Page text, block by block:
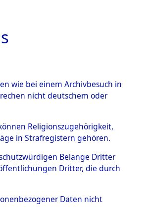
(84606992)
wie bei einem Archivbesuch in
nicht deutschem oder
Religionszugehörigkeit,
in Strafregistern gehören.
Belange Dritter
Dritter, die durch
Daten nicht